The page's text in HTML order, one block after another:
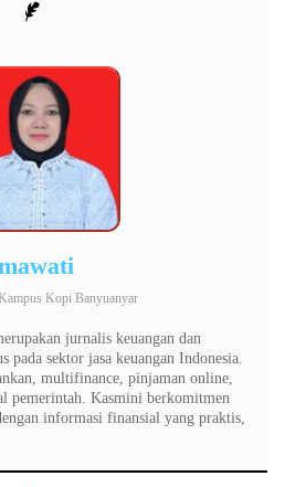
Kopi Banyuanyar
jurnalis keuangan dan
pada sektor jasa keuangan Indonesia.
multifinance, pinjaman online,
pemerintah. Kasmini berkomitmen
informasi finansial yang praktis,